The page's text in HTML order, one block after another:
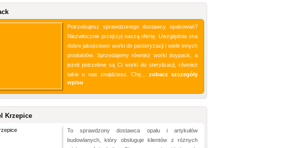
Potrzebujesz sprawdzonego dostawcy opakowań?
Niezwłocznie przejrzyj naszą ofertę. Uwzględnia ona
dobre jakościowo worki do pasteryzacji i wiele innych
produktów. Sprzedajemy również worki doypack, a
jeżeli potrzebne są Ci worki do sterylizacji, również
takie u nas znajdziesz. Chę... zobacz szczegóły
wpisu
Krzepice
To sprawdzony dostawca opału i artykułów
budowlanych, który obsługuje klientów z różnych